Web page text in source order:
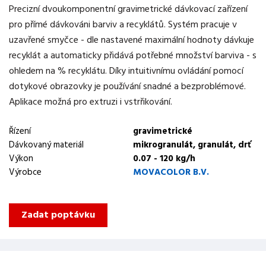
Precizní dvoukomponentní gravimetrické dávkovací zařízení
pro přímé dávkováni barviv a recyklátů. Systém pracuje v
uzavřené smyčce - dle nastavené maximální hodnoty dávkuje
recyklát a automaticky přidává potřebné množství barviva - s
ohledem na % recyklátu. Díky intuitivnímu ovládání pomocí
dotykové obrazovky je používání snadné a bezproblémové.
Aplikace možná pro extruzi i vstrřikování.
Řízení
gravimetrické
Dávkovaný materiál
mikrogranulát, granulát, drť
Výkon
0.07 - 120 kg/h
Výrobce
MOVACOLOR B.V.
Zadat poptávku